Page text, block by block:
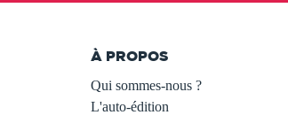
À PROPOS
Qui sommes-nous ?
L'auto-édition